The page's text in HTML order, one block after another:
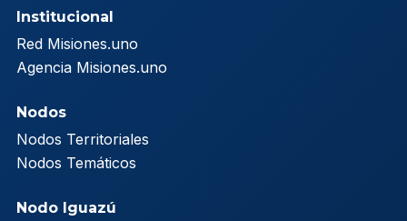
Institucional
Red Misiones.uno
Agencia Misiones.uno
Nodos
Nodos Territoriales
Nodos Temáticos
Nodo Iguazú